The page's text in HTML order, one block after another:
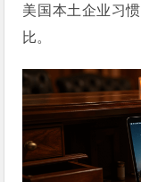
美国本土企业习
比。